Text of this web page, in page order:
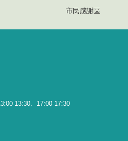
市民感謝區
13:30、17:00-17:30